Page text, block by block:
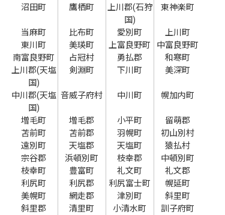
沼田町
鷹栖町
上川郡(石狩
国)
東神楽町
当麻町 比布町 愛別町
上川町
東川町
美瑛町 上富良野町
中富良野町
南富良野町
占冠村 勇払郡
和寒町
上川郡(天塩
国)
剣淵町 下川町 美深町
中川郡(天塩
国)
音威子府村 中川町 幌加内町
増毛町 増毛郡 小平町
留萌郡
苫前町
苫前郡 羽幌町
初山別村
遠別町
天塩郡 天塩町
猿払村
宗谷郡
浜頓別町 枝幸郡
中頓別町
枝幸町
豊富町 礼文町
礼文郡
利尻町
利尻郡 利尻富士町
幌延町
美幌町
網走郡 津別町
斜里町
斜里郡
清里町 小清水町
訓子府町